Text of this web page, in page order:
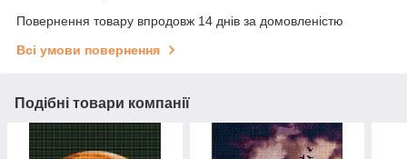
Повернення товару впродовж 14 днів за домовленістю
Всі умови повернення
Подібні товари компанії